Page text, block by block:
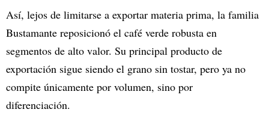
Así, lejos de limitarse a exportar materia prima, la familia
Bustamante reposicionó el café verde robusta en
segmentos de alto valor. Su principal producto de
exportación sigue siendo el grano sin tostar, pero ya no
compite únicamente por volumen, sino por
diferenciación.